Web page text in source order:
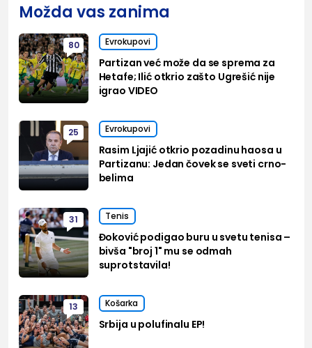
Možda vas zanima
80 Evrokupovi
Partizan već može da se sprema za
Hetafe; Ilić otkrio zašto Ugrešić nije
igrao VIDEO
25 Evrokupovi
Rasim Ljajić otkrio pozadinu haosa u
Partizanu: Jedan čovek se sveti crno-
belima
31 Tenis
Đoković podigao buru u svetu tenisa –
bivša "broj 1" mu se odmah
suprotstavila!
13 Košarka
Srbija u polufinalu EP!